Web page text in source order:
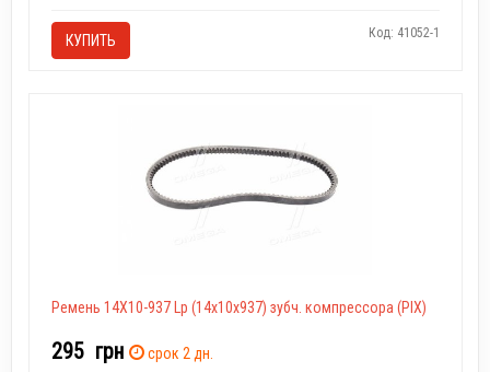
КУПИТЬ Код: 41052-1
Ремень 14Х10-937 Lp (14х10х937) зубч. компрессора (PIX)
295 грн
срок 2 дн.